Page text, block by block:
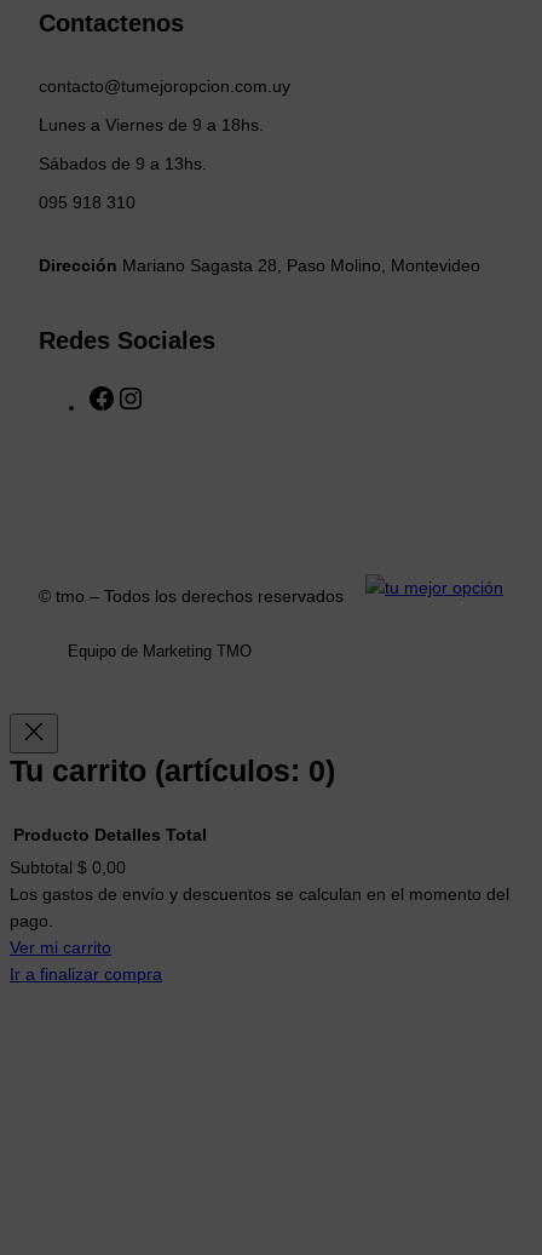
Contactenos
contacto@tumejoropcion.com.uy
Lunes a Viernes de 9 a 18hs.
Sábados de 9 a 13hs.
095 918 310
Dirección Mariano Sagasta 28, Paso Molino, Montevideo
Redes Sociales
F
m
© tmo – Todos los derechos reservados
Equipo de Marketing TMO
Tu carrito (artículos: 0)
Productos
del
carrito
Producto Detalles Total
Subtotal $ 0,00
Los gastos de envío y descuentos se calculan en el momento del
pago.
Ver mi carrito
Ir a finalizar compra